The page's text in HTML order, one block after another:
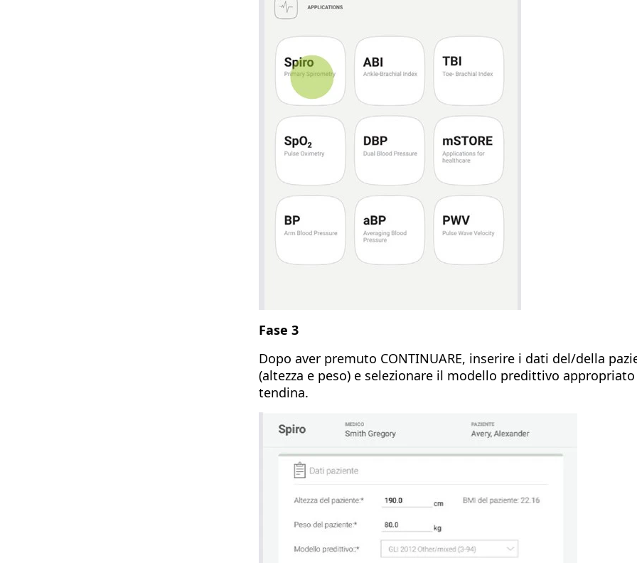
Fase 3
Dopo aver premuto CONTINUARE, inserire i dati del/della
(altezza e peso) e selezionare il modello predittivo
tendina.